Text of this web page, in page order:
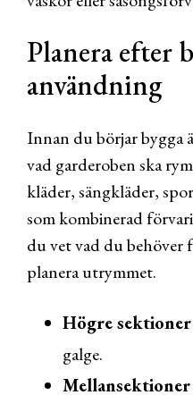
Planera efter
användning
Innan du börjar bygga
vad garderoben ska
kläder, sängkläder,
som kombinerad
du vet vad du behöver
planera utrymmet.
Högre sektioner
galge.
Mellansektioner